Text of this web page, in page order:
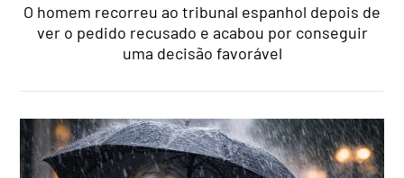
O homem recorreu ao tribunal espanhol depois de
ver o pedido recusado e acabou por conseguir
uma decisão favorável